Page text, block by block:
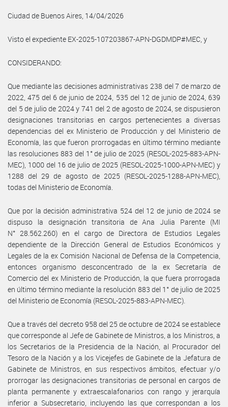
Ciudad de Buenos Aires, 14/04/2026
Visto el expediente EX-2025-107203867-APN-DGDMDP#MEC, y
CONSIDERANDO:
Que mediante las decisiones administrativas 238 del 7 de marzo de
2022, 475 del 6 de junio de 2024, 535 del 12 de junio de 2024, 639
del 5 de julio de 2024 y 741 del 2 de agosto de 2024, se dispusieron
designaciones transitorias en cargos pertenecientes a diversas
dependencias del ex Ministerio de Producción y del Ministerio de
Economía, las que fueron prorrogadas en último término mediante
las resoluciones 883 del 1° de julio de 2025 (RESOL-2025-883-APN-
MEC), 1000 del 16 de julio de 2025 (RESOL-2025-1000-APN-MEC) y
1288 del 29 de agosto de 2025 (RESOL-2025-1288-APN-MEC),
todas del Ministerio de Economía.
Que por la decisión administrativa 524 del 12 de junio de 2024 se
dispuso la designación transitoria de Ana Julia Parente (MI
N° 28.562.260) en el cargo de Directora de Estudios Legales
dependiente de la Dirección General de Estudios Económicos y
Legales de la ex Comisión Nacional de Defensa de la Competencia,
entonces organismo desconcentrado de la ex Secretaría de
Comercio del ex Ministerio de Producción, la que fuera prorrogada
en último término mediante la resolución 883 del 1° de julio de 2025
del Ministerio de Economía (RESOL-2025-883-APN-MEC).
Que a través del decreto 958 del 25 de octubre de 2024 se establece
que corresponde al Jefe de Gabinete de Ministros, a los Ministros, a
los Secretarios de la Presidencia de la Nación, al Procurador del
Tesoro de la Nación y a los Vicejefes de Gabinete de la Jefatura de
Gabinete de Ministros, en sus respectivos ámbitos, efectuar y/o
prorrogar las designaciones transitorias de personal en cargos de
planta permanente y extraescalafonarios con rango y jerarquía
inferior a Subsecretario, incluyendo las que correspondan a los